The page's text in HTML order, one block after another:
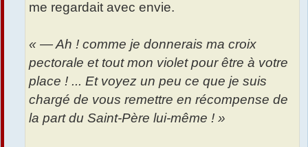
me regardait avec envie.
« — Ah ! comme je donnerais ma croix
pectorale et tout mon violet pour être à votre
place ! ... Et voyez un peu ce que je suis
chargé de vous remettre en récompense de
la part du Saint-Père lui-même ! »